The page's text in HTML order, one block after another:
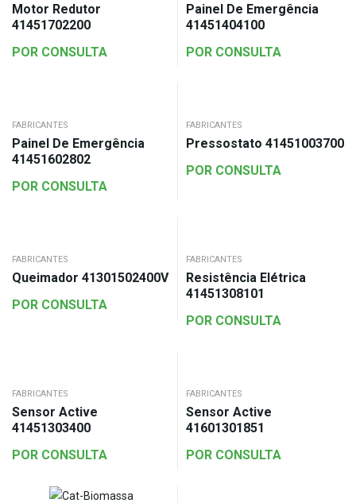
Motor Redutor
41451702200
POR CONSULTA
Painel De Emergência
41451404100
POR CONSULTA
FABRICANTES
Painel De Emergência
41451602802
POR CONSULTA
FABRICANTES
Pressostato 41451003700
POR CONSULTA
FABRICANTES
Queimador 41301502400V
POR CONSULTA
FABRICANTES
Resistência Elétrica
41451308101
POR CONSULTA
FABRICANTES
Sensor Active
41451303400
POR CONSULTA
FABRICANTES
Sensor Active
41601301851
POR CONSULTA